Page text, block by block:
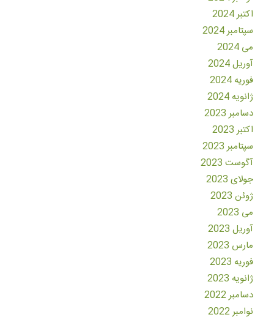
اکتبر 2024
سپتامبر 2024
می 2024
آوریل 2024
فوریه 2024
ژانویه 2024
دسامبر 2023
اکتبر 2023
سپتامبر 2023
آگوست 2023
جولای 2023
ژوئن 2023
می 2023
آوریل 2023
مارس 2023
فوریه 2023
ژانویه 2023
دسامبر 2022
نوامبر 2022